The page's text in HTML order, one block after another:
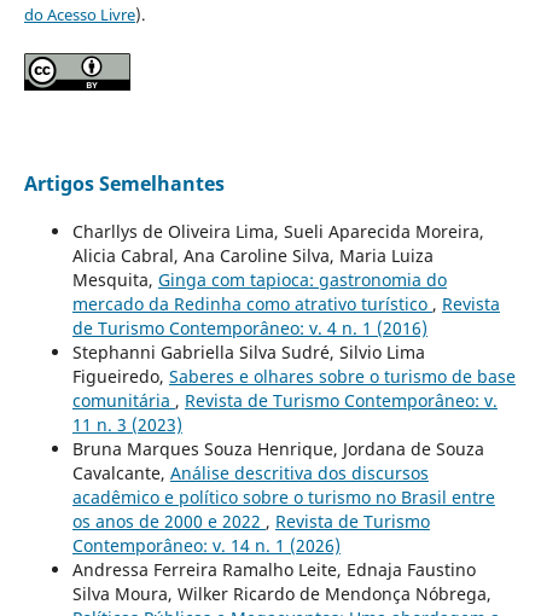
do Acesso Livre).
Artigos Semelhantes
Charllys de Oliveira Lima, Sueli Aparecida Moreira,
Alicia Cabral, Ana Caroline Silva, Maria Luiza
Mesquita, Ginga com tapioca: gastronomia do
mercado da Redinha como atrativo turístico , Revista
de Turismo Contemporâneo: v. 4 n. 1 (2016)
Stephanni Gabriella Silva Sudré, Silvio Lima
Figueiredo, Saberes e olhares sobre o turismo de base
comunitária , Revista de Turismo Contemporâneo: v.
11 n. 3 (2023)
Bruna Marques Souza Henrique, Jordana de Souza
Cavalcante, Análise descritiva dos discursos
acadêmico e político sobre o turismo no Brasil entre
os anos de 2000 e 2022 , Revista de Turismo
Contemporâneo: v. 14 n. 1 (2026)
Andressa Ferreira Ramalho Leite, Ednaja Faustino
Silva Moura, Wilker Ricardo de Mendonça Nóbrega,